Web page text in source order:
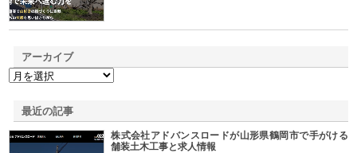
アーカイブ
最近の記事
株式会社アドバンスロードが山形県鶴岡市で手がける
舗装土木工事と求人情報